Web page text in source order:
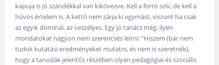
kapuja is jó szándékkal van kikövezve. Kell a forró szív, de kell a
hűvös értelem is. A kettő nem zárja ki egymást, viszont ha csak
az egyik dominál, az veszélyes. Egy jó tanács még, ilyen
mondatokat nagyon nem szerencsés leírni: "Hiszem (bár nem
tudok kutatási eredményeket mutatni, és nem is szeretnék),
hogy a tanodák jelentős részében olyan pedagógiai és szociális